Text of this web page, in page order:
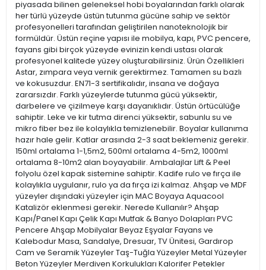
piyasada bilinen geleneksel hobi boyalarından farklı olarak
her türlü yüzeyde üstün tutunma gücüne sahip ve sektör
profesyonelleri tarafından geliştirilen nanoteknolojik bir
formüldür. Üstün reçine yapısı ile mobilya, kapı, PVC pencere,
fayans gibi birçok yüzeyde evinizin kendi ustası olarak
profesyonel kalitede yüzey oluşturabilirsiniz. Ürün Özellikleri
Astar, zımpara veya vernik gerektirmez. Tamamen su bazlı
ve kokusuzdur. EN71-3 sertifikalıdır, insana ve doğaya
zararsızdır. Farklı yüzeylerde tutunma gücü yüksektir,
darbelere ve çizilmeye karşı dayanıklıdır. Üstün örtücülüğe
sahiptir. Leke ve kir tutma direnci yüksektir, sabunlu su ve
mikro fiber bez ile kolaylıkla temizlenebilir. Boyalar kullanıma
hazır hale gelir. Katlar arasında 2-3 saat beklemeniz gerekir.
150ml ortalama 1-1,5m2, 500ml ortalama 4-5m2, 1000ml
ortalama 8-10m2 alan boyayabilir. Ambalajlar Lift & Peel
folyolu özel kapak sistemine sahiptir. Kadife rulo ve fırça ile
kolaylıkla uygulanır, rulo ya da fırça izi kalmaz. Ahşap ve MDF
yüzeyler dışındaki yüzeyler için MAC Boyaya Aquacool
Katalizör eklenmesi gerekir. Nerede Kullanılır? Ahşap
Kapı/Panel Kapı Çelik Kapı Mutfak & Banyo Dolapları PVC
Pencere Ahşap Mobilyalar Beyaz Eşyalar Fayans ve
Kalebodur Masa, Sandalye, Dresuar, TV Ünitesi, Gardırop
Cam ve Seramik Yüzeyler Taş-Tuğla Yüzeyler Metal Yüzeyler
Beton Yüzeyler Merdiven Korkulukları Kalorifer Petekler